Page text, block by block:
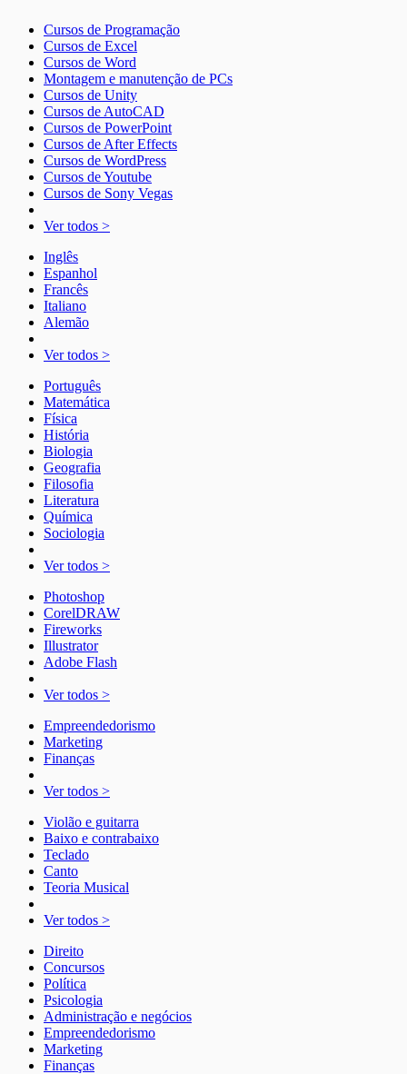
Cursos de Programação
Cursos de Excel
Cursos de Word
Montagem e manutenção de PCs
Cursos de Unity
Cursos de AutoCAD
Cursos de PowerPoint
Cursos de After Effects
Cursos de WordPress
Cursos de Youtube
Cursos de Sony Vegas
Ver todos >
Inglês
Espanhol
Francês
Italiano
Alemão
Ver todos >
Português
Matemática
Física
História
Biologia
Geografia
Filosofia
Literatura
Química
Sociologia
Ver todos >
Photoshop
CorelDRAW
Fireworks
Illustrator
Adobe Flash
Ver todos >
Empreendedorismo
Marketing
Finanças
Ver todos >
Violão e guitarra
Baixo e contrabaixo
Teclado
Canto
Teoria Musical
Ver todos >
Direito
Concursos
Política
Psicologia
Administração e negócios
Empreendedorismo
Marketing
Finanças